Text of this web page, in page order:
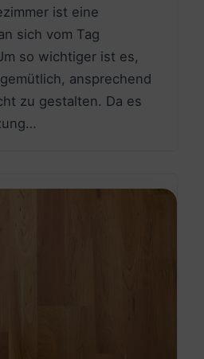
ist eine
sich vom Tag
so wichtiger ist es,
ansprechend
zu gestalten. Da es